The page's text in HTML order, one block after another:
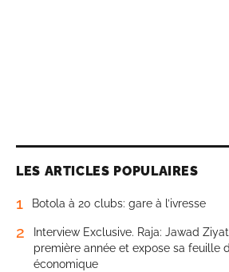
LES ARTICLES POPULAIRES
1 Botola à 20 clubs: gare à l’ivresse
2
Interview Exclusive. Raja: Jawad
première année et expose sa feuille
économique